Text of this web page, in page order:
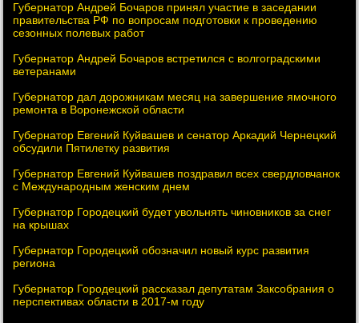
Губернатор Андрей Бочаров принял участие в заседании
правительства РФ по вопросам подготовки к проведению
сезонных полевых работ
Губернатор Андрей Бочаров встретился с волгоградскими
ветеранами
Губернатор дал дорожникам месяц на завершение ямочного
ремонта в Воронежской области
Губернатор Евгений Куйвашев и сенатор Аркадий Чернецкий
обсудили Пятилетку развития
Губернатор Евгений Куйвашев поздравил всех свердловчанок
с Международным женским днем
Губернатор Городецкий будет увольнять чиновников за снег
на крышах
Губернатор Городецкий обозначил новый курс развития
региона
Губернатор Городецкий рассказал депутатам Заксобрания о
перспективах области в 2017-м году